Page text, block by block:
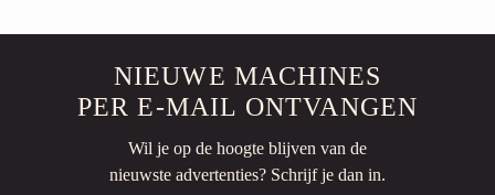
NIEUWE MACHINES
PER E-MAIL ONTVANGEN
Wil je op de hoogte blijven van de
nieuwste advertenties? Schrijf je dan in.